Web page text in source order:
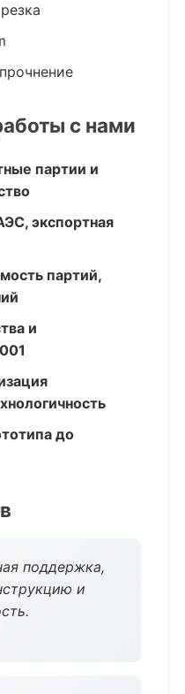
с нами
партии и
экспортная
партий,
и
до
поддержка,
и